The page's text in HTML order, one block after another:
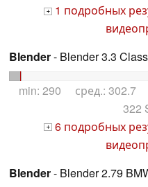
+ 1 подробных
Blender- Blender 3.3
min: 290 сред.: 302.7
322
+ 6 подробных
Blender- Blender 2.79